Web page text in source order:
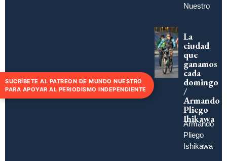
Nuestro
La
ciudad
que
ganamos
cada
domingo
/
Armando
Pliego
Ihikawa
Armando
Pliego
Ishikawa
SUCRÍBETE AL PATREON DE MUNDO NUESTRO
PARA APOYAR AL PERIODISMO INDEPENDIENTE